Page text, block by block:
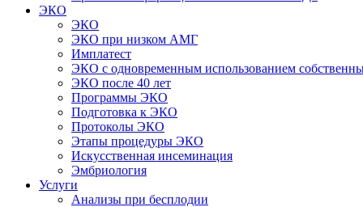
ЭКО
ЭКО
ЭКО при низком АМГ
Имплатест
ЭКО с одновременным использованием
ЭКО после 40 лет
Программы ЭКО
Подготовка к ЭКО
Протоколы ЭКО
Этапы процедуры ЭКО
Искусственная инсеминация
Эмбриология
Услуги
Анализы при бесплодии